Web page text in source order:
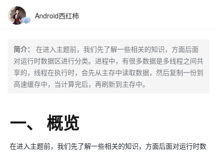
Android西红柿
简介：
在进入主题前，我们先了解一些相关的知识，方面后面
对运行时数据区进行分类。进程中，有很多数据是多线程之间共
享的，线程在执行时，会先从主存中读取数据，然后复制一份到
高速缓存中，当计算完后，再刷新到主存中。
一、 概览
在进入主题前，我们先了解一些相关的知识，方面后面对运行时数